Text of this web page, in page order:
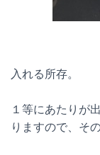
入れる所存。
１等にあたりが
りますので、そ